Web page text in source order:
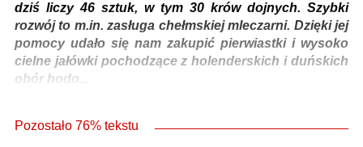
dziś liczy 46 sztuk, w tym 30 krów dojnych. Szybki
rozwój to m.in. zasługa chełmskiej mleczarni. Dzięki jej
pomocy udało się nam zakupić pierwiastki i wysoko
cielne jałówki pochodzące z holenderskich i duńskich
obór hodo...
Pozostało 76% tekstu